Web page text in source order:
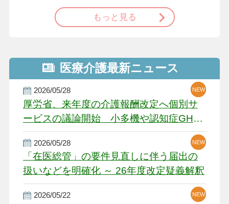
もっと見る
医療介護最新ニュース
2026/05/28
厚労省、来年度の介護報酬改定へ個別サ
ービスの議論開始 小多機や認知症GH、
厳しい経営環境に危機感
NEW
NEW
NEW
2026/05/28
「在医総管」の要件見直しに伴う届出の
扱いなどを明確化 ～ 26年度改定疑義解釈
NEW
NEW
2026/05/22 NEW